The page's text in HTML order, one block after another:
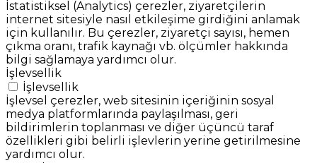
İstatistiksel (Analytics) çerezler, ziyaretçilerin
internet sitesiyle nasıl etkileşime girdiğini anlamak
için kullanılır. Bu çerezler, ziyaretçi sayısı, hemen
çıkma oranı, trafik kaynağı vb. ölçümler hakkında
bilgi sağlamaya yardımcı olur.
İşlevsellik
İşlevsellik
İşlevsel çerezler, web sitesinin içeriğinin sosyal
medya platformlarında paylaşılması, geri
bildirimlerin toplanması ve diğer üçüncü taraf
özellikleri gibi belirli işlevlerin yerine getirilmesine
yardımcı olur.